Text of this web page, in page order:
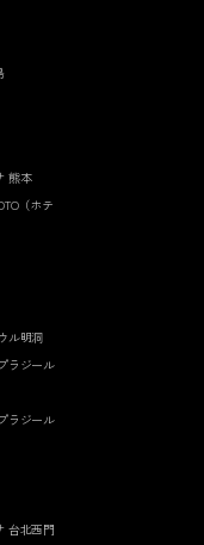
熊本
（ホテ
ル明洞
ラジール
ラジール
台北西門